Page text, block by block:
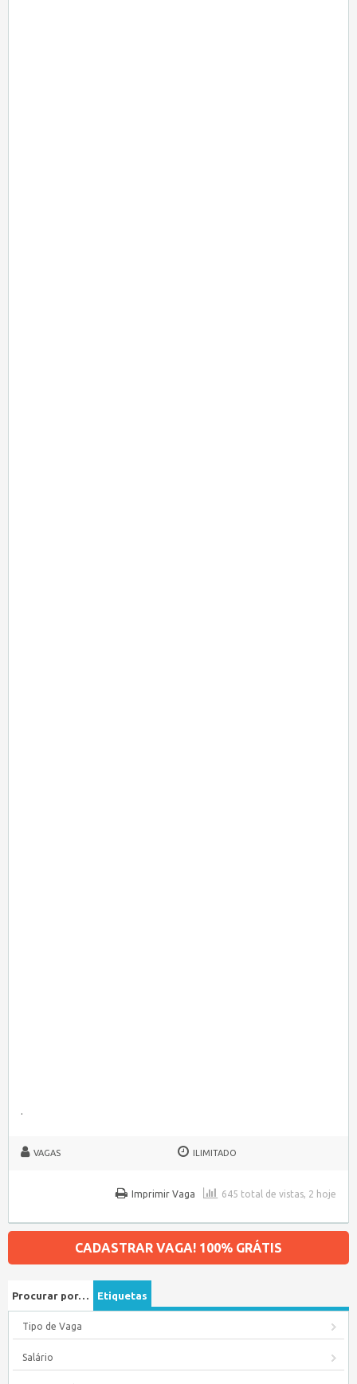
.
VAGAS ILIMITADO
645 total de vistas, 2 hoje
Imprimir Vaga
CADASTRAR VAGA! 100% GRÁTIS
Procurar por… Etiquetas
Tipo de Vaga
Salário